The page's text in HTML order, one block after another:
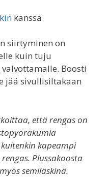
kanssa
siirtyminen on
kuin tuju
Boosti
jää sivullisiltakaan
että rengas on
kapeampi
Plussakoosta
semiläskinä.